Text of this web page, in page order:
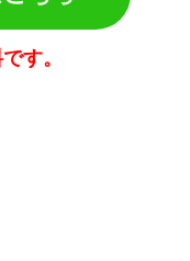
す。